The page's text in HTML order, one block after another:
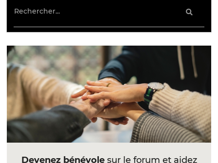
Devenez bénévolesur le forum et aidez